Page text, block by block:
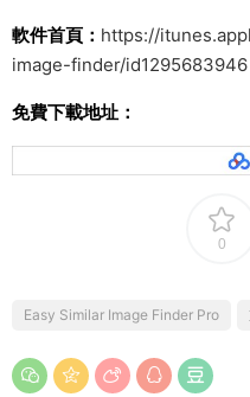
軟件首頁： https://
image-finder/id1295683946
免費下載地址：
0
Easy Similar Image Finder Pro